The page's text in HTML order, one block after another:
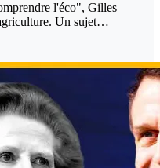
l'éco", Gilles
Un sujet…